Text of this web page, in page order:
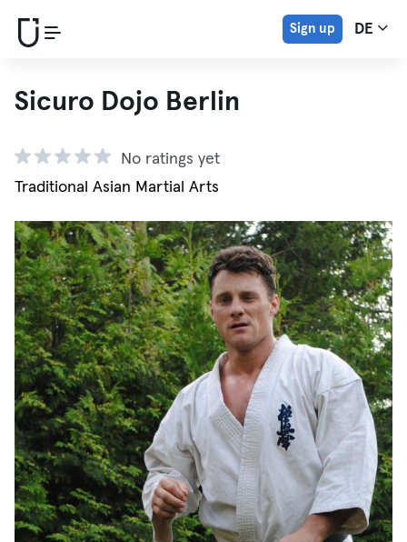
Sign up DE
Sicuro Dojo Berlin
No ratings yet
Traditional Asian Martial Arts